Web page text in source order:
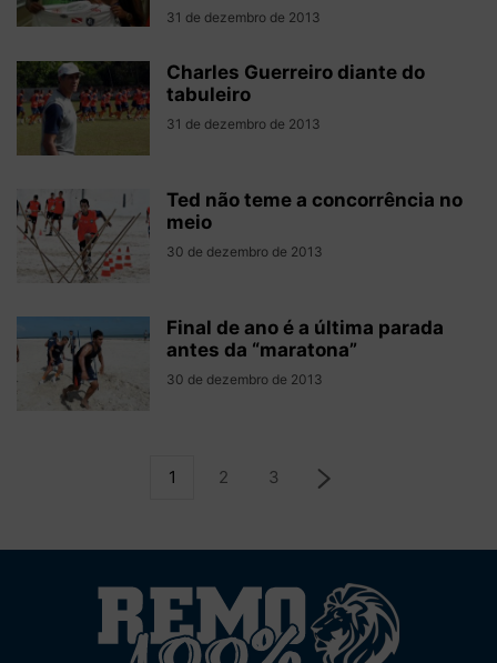
31 de dezembro de 2013
Charles Guerreiro diante do
tabuleiro
31 de dezembro de 2013
Ted não teme a concorrência no
meio
30 de dezembro de 2013
Final de ano é a última parada
antes da “maratona”
30 de dezembro de 2013
1 2 3